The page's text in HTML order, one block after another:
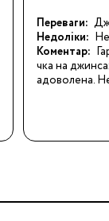
Переваги:
Недоліки:
Коментар:
чка на
адоволена.